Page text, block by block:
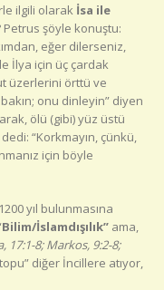
ilgili olarak İsa ile
Petrus şöyle konuştu:
eğer dilerseniz,
İlya için üç çardak
üzerlerini örttü ve
onu dinleyin” diyen
ölü (gibi) yüz üstü
“Korkmayın, çünkü,
için böyle
yıl bulunmasına
Bilim/İslamdışılık” ama,
17:1-8; Markos, 9:2-8;
diğer İncillere atıyor,